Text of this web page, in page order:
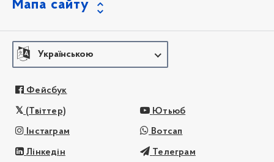
Мапа сайту
Українською
Фейсбук
(Твіттер) Ютьюб
Інстаграм Вотсап
Лінкедін Телеграм